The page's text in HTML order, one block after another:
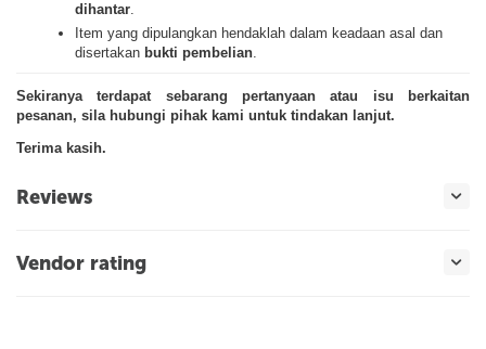
dihantar.
Item yang dipulangkan hendaklah dalam keadaan asal dan
disertakan bukti pembelian.
Sekiranya terdapat sebarang pertanyaan atau isu berkaitan
pesanan, sila hubungi pihak kami untuk tindakan lanjut.
Terima kasih.
Reviews
Vendor rating